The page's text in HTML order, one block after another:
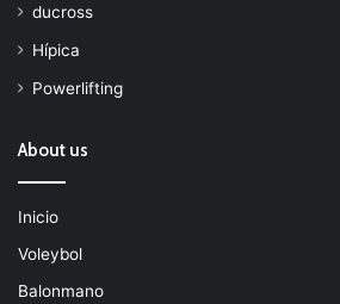
ducross
Hípica
Powerlifting
About us
Inicio
Voleybol
Balonmano